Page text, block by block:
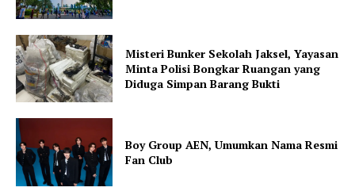
Misteri Bunker Sekolah Jaksel, Yayasan
Minta Polisi Bongkar Ruangan yang
Diduga Simpan Barang Bukti
Boy Group AEN, Umumkan Nama Resmi
Fan Club